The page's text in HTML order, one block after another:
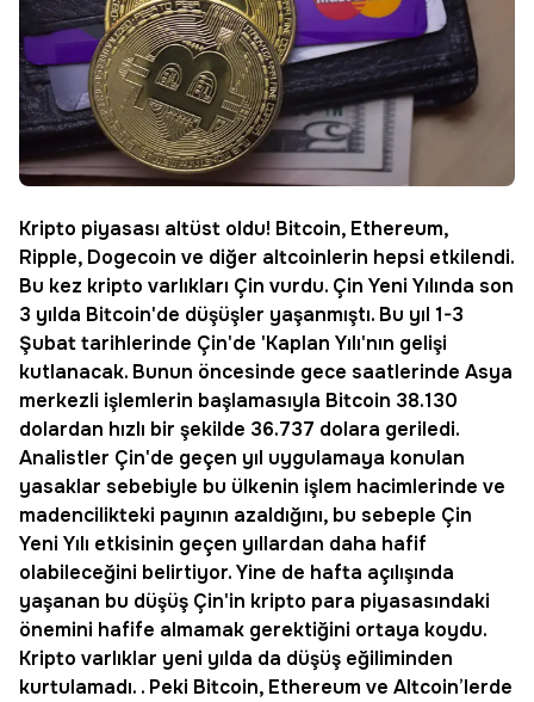
Kripto piyasası altüst oldu! Bitcoin, Ethereum,
Ripple, Dogecoin ve diğer altcoinlerin hepsi etkilendi.
Bu kez kripto varlıkları Çin vurdu. Çin Yeni Yılında son
3 yılda Bitcoin'de düşüşler yaşanmıştı. Bu yıl 1-3
Şubat tarihlerinde Çin'de 'Kaplan Yılı'nın gelişi
kutlanacak. Bunun öncesinde gece saatlerinde Asya
merkezli işlemlerin başlamasıyla Bitcoin 38.130
dolardan hızlı bir şekilde 36.737 dolara geriledi.
Analistler Çin'de geçen yıl uygulamaya konulan
yasaklar sebebiyle bu ülkenin işlem hacimlerinde ve
madencilikteki payının azaldığını, bu sebeple Çin
Yeni Yılı etkisinin geçen yıllardan daha hafif
olabileceğini belirtiyor. Yine de hafta açılışında
yaşanan bu düşüş Çin'in kripto para piyasasındaki
önemini hafife almamak gerektiğini ortaya koydu.
Kripto varlıklar yeni yılda da düşüş eğiliminden
kurtulamadı. . Peki Bitcoin, Ethereum ve Altcoin’lerde